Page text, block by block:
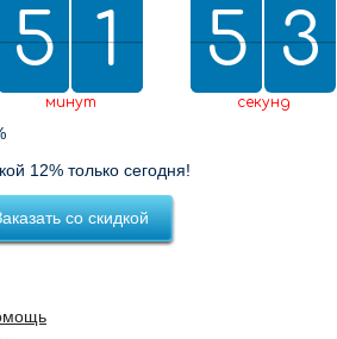
5
5 2
1
1
2
минут
0
5
5
0 2
1
1
2
секунд
12% только сегодня!
со скидкой